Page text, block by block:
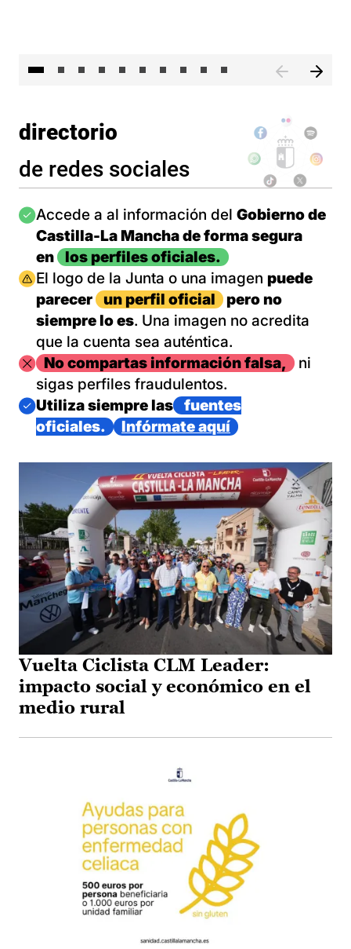
directorio
de redes sociales
Imagen
Accede a al información del Gobierno de
Castilla-La Mancha de forma segura
en
los perfiles oficiales.
Imagen
El logo de la Junta o una imagen puede
parecer
un perfil oficial
pero no
siempre lo es. Una imagen no acredita
que la cuenta sea auténtica.
ImagenNo compartas información falsa,
ni
sigas perfiles fraudulentos.
Imagen
Utiliza siempre las
fuentes
oficiales.
Infórmate aquí
Vuelta Ciclista CLM Leader:
impacto social y económico en el
medio rural